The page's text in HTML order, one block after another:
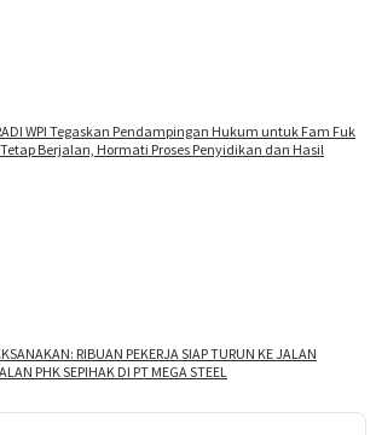
WPI Tegaskan Pendampingan Hukum untuk Fam Fuk
Berjalan, Hormati Proses Penyidikan dan Hasil
RIBUAN PEKERJA SIAP TURUN KE JALAN
PHK SEPIHAK DI PT MEGA STEEL